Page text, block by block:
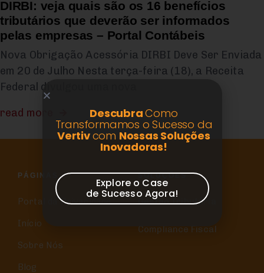
DIRBI: veja quais são os 16 benefícios
tributários que deverão ser informados
pelas empresas – Portal Contábeis
Nova Obrigação Acessória DIRBI Deve Ser Enviada
em 20 de Julho Nesta terça-feira (18), a Receita
Federal divulgou uma nova
read more
PÁGINAS
Portal da Privacidade
Início
Sobre Nós
Blog
SOLUÇÕES
Gestão Tributária
Compliance Fiscal
DescubraComo
Transformamos o Sucesso da
Vertivcom Nossas Soluções
Inovadoras!
Explore o Case
de Sucesso Agora!